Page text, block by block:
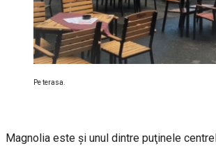
Pe terasa.
Magnolia este şi unul dintre puţinele